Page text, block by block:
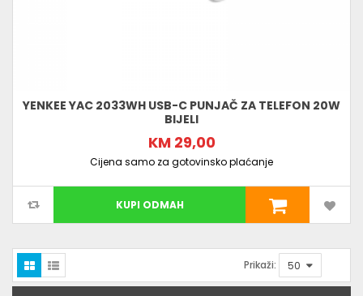
YENKEE YAC 2033WH USB-C PUNJAČ ZA TELEFON 20W
BIJELI
KM 29,00
Cijena samo za gotovinsko plaćanje
KUPI ODMAH
Prikaži: